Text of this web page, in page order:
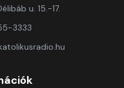
u. 15.-17.
3333